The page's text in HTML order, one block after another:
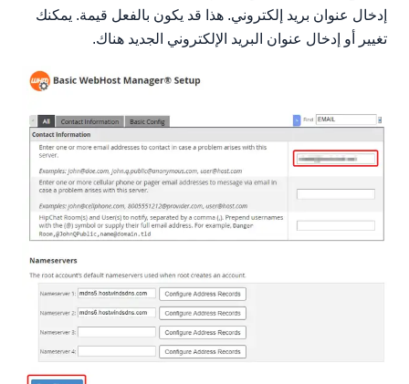
إدخال عنوان بريد إلكتروني. هذا قد يكون بالفعل قيمة. يمكنك
تغيير أو إدخال عنوان البريد الإلكتروني الجديد هناك.